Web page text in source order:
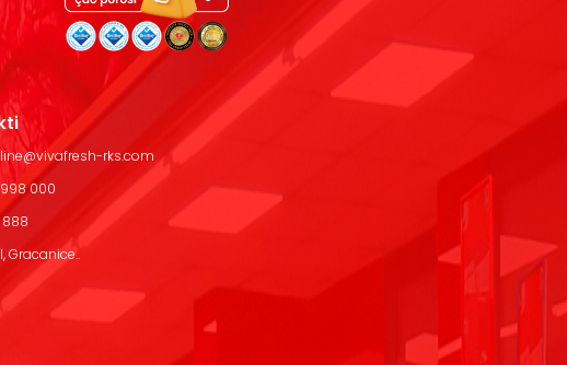
rks.com
000
Gracanice..